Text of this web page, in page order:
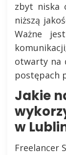
zbyt niska
niższą
Ważne
otwarty na
postępach
Jakie
w
Freelancer